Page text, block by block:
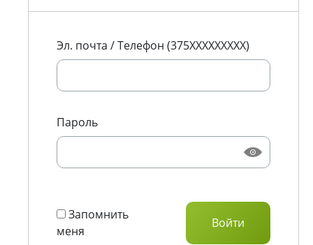
Эл. почта / Телефон (375XXXXXXXXX)
Пароль
Запомнить
меня